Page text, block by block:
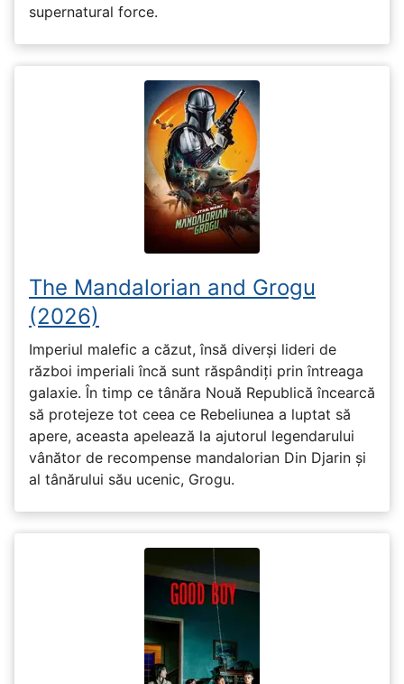
supernatural force.
The Mandalorian and Grogu
(2026)
Imperiul malefic a căzut, însă diverși lideri de
război imperiali încă sunt răspândiți prin întreaga
galaxie. În timp ce tânăra Nouă Republică încearcă
să protejeze tot ceea ce Rebeliunea a luptat să
apere, aceasta apelează la ajutorul legendarului
vânător de recompense mandalorian Din Djarin și
al tânărului său ucenic, Grogu.